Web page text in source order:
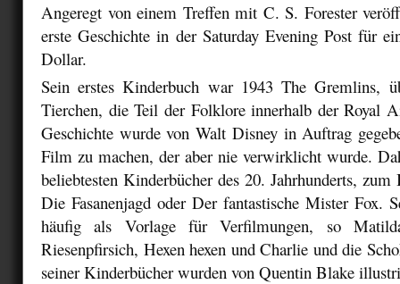
Angeregt von einem Treffen mit C. S. Forester
erste Geschichte in der Saturday Evening Post für
Dollar.
Sein erstes Kinderbuch war 1943 The Gremlins,
Tierchen, die Teil der Folklore innerhalb der Royal
Geschichte wurde von Walt Disney in Auftrag
Film zu machen, der aber nie verwirklicht wurde.
beliebtesten Kinderbücher des 20. Jahrhunderts,
Die Fasanenjagd oder Der fantastische Mister Fox.
häufig als Vorlage für Verfilmungen, so
Riesenpfirsich, Hexen hexen und Charlie und die
seiner Kinderbücher wurden von Quentin Blake